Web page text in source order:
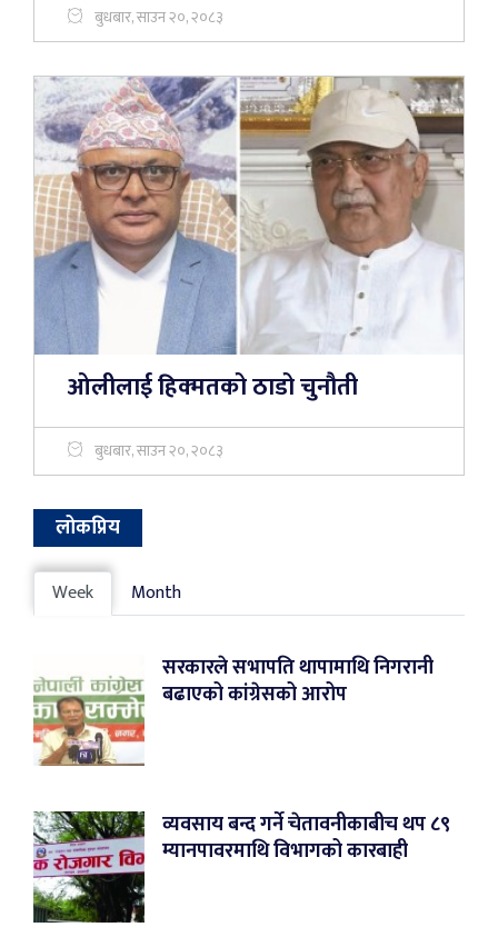
बुधबार, साउन २०, २०८३
ओलीलाई हिक्मतको ठाडो चुनौती
बुधबार, साउन २०, २०८३
लोकप्रिय
Week Month
सरकारले सभापति थापामाथि निगरानी
बढाएको कांग्रेसको आरोप
व्यवसाय बन्द गर्ने चेतावनीकाबीच थप ८९
म्यानपावरमाथि विभागको कारबाही